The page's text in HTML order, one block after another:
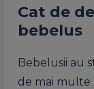
Cat de
bebelus
Bebelusii au
de mai multe